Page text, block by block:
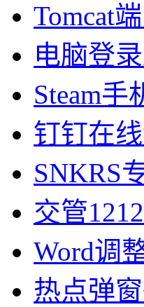
Tomcat
电脑登
Steam
钉钉在
SNKRS
交管
Word调
热点弹